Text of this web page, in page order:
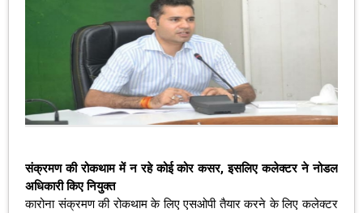
संक्रमण की रोकथाम में न रहे कोई कोर कसर, इसलिए कलेक्‍टर ने नोडल
अधिकारी किए नियुक्‍त
कारोना संक्रमण की रोकथाम के लिए एसओपी तैयार करने के लिए कलेक्‍टर